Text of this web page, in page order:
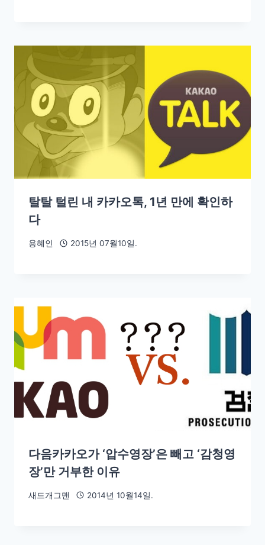
탈탈 털린 내 카카오톡, 1년 만에 확인하
다
용혜인 2015년 07월10일.
다음카카오가 ‘압수영장’은 빼고 ‘감청영
장’만 거부한 이유
새드개그맨 2014년 10월14일.